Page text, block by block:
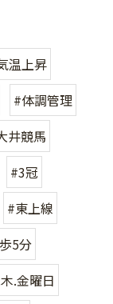
温上昇
#体調管理
井競馬
#3冠
#東上線
5分
.金曜日